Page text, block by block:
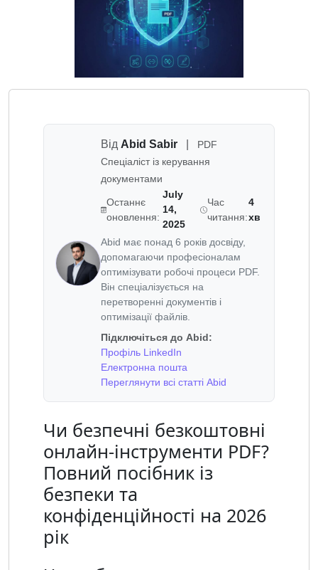
Від Abid Sabir
PDF
Спеціаліст із керування
документами
Останнє
оновлення:
July
14,
2025
Час
читання:
4
хв
Abid має понад 6 років досвіду,
допомагаючи професіоналам
оптимізувати робочі процеси PDF.
Він спеціалізується на
перетворенні документів і
оптимізації файлів.
Підключіться до Abid:
Профіль LinkedIn
Електронна пошта
Переглянути всі статті Abid
Чи безпечні безкоштовні
онлайн-інструменти PDF?
Повний посібник із
безпеки та
конфіденційності на 2026
рік